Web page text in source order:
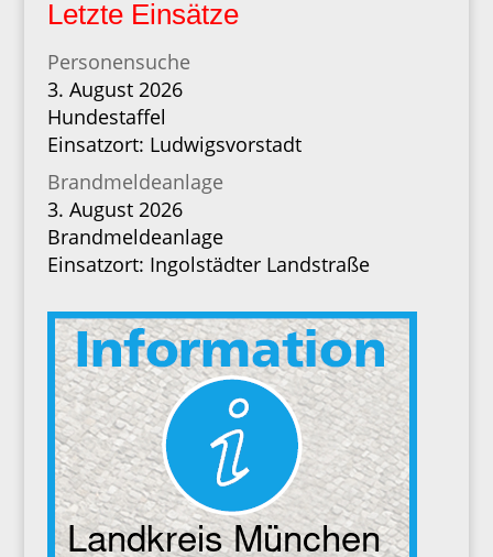
Letzte Einsätze
Personensuche
3. August 2026
Hundestaffel
Einsatzort: Ludwigsvorstadt
Brandmeldeanlage
3. August 2026
Brandmeldeanlage
Einsatzort: Ingolstädter Landstraße